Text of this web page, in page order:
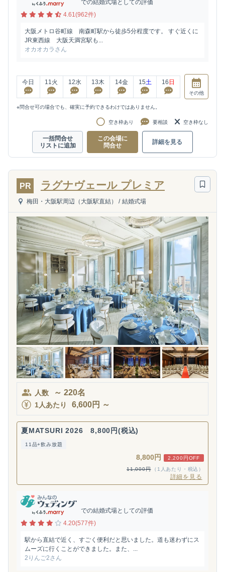
での結婚式場としての評価
4.61(962件)
大阪メトロ谷町線 南森町駅から徒歩5分程度です。 すぐ近くに
JR東西線 大阪天満宮駅も...
オカオカラさん
今日 11 火 12水 13木 14金 15土 16 日
その他
※問合せ可の場合でも、確実に予約できるわけではありません。
空き枠あり 要相談 空き枠なし
一括問合せ
リストに追加
この会場に
問合せ
詳細を見る
PR ラグナヴェール プレミア
梅田・大阪駅周辺（大阪駅直結） / 結婚式場
人数 ～ 220名
1人あたり 6,600円 ～
夏MATSURI 2026 8,800円(税込)
11品+飲み放題
8,800円
2,200円OFF
11,000円
（1人あたり・税込）
詳細を見る
での結婚式場としての評価
4.20(577件)
駅から直結で近く、すごく便利だと思いました。道も迷わずにス
ムーズに行くことができました。また、...
2りんご2さん